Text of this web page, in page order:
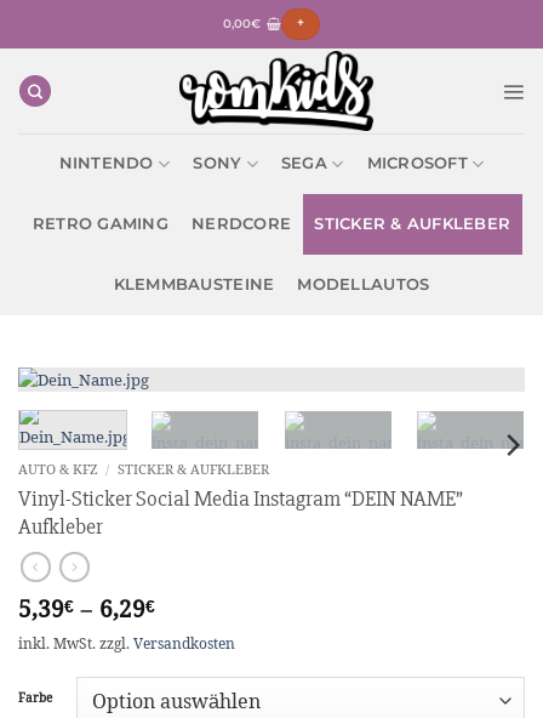
0,00€ +
NINTENDO SONY SEGA MICROSOFT
RETRO GAMING NERDCORE STICKER & AUFKLEBER
KLEMMBAUSTEINE MODELLAUTOS
AUTO & KFZ / STICKER & AUFKLEBER
Vinyl-Sticker Social Media Instagram “DEIN NAME”
Aufkleber
5,39€ – 6,29€
inkl. MwSt. zzgl. Versandkosten
Farbe